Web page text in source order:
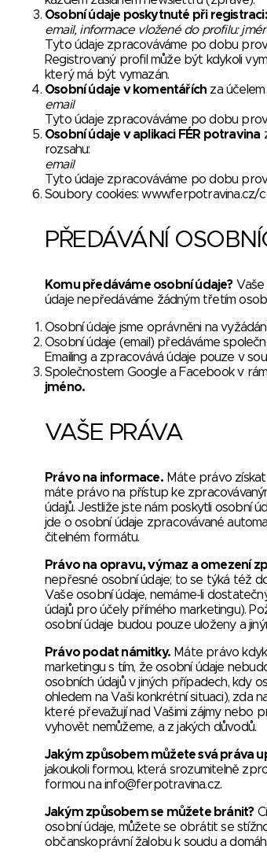
Osobní údaje poskytnuté při registraci:
email, informace vložené do profilu:
Tyto údaje zpracováváme po dobu
Registrovaný profil může být kdykoli
který má být vymazán.
Osobní údaje v komentářích za
email
Tyto údaje zpracováváme po dobu
Osobní údaje v aplikaci FÉR potravina
rozsahu:
email
Tyto údaje zpracováváme po dobu
Soubory cookies:www.ferpotravina.cz/
PŘEDÁVÁNÍ
Komu předáváme osobní údaje?Vaše
údaje nepředáváme žádným třetím
Osobní údaje jsme oprávněni na
Osobní údaje (email) předáváme
Emailing a zpracovává údaje pouze v
Společnostem Google a Facebook v
jméno.
VAŠE PRÁVA
Právo na informace.Máte právo získat
máte právo na přístup ke
údajů. Jestliže jste nám poskytli osobní
jde o osobní údaje zpracovávané
čitelném formátu.
Právo na opravu, výmaz a omezení
nepřesné osobní údaje; to se týká též
Vaše osobní údaje, nemáme-li
údajů pro účely přímého marketingu).
osobní údaje budou pouze uloženy a
Právo podat námitky. Máte právo
marketingu s tím, že osobní údaje
osobních údajů v jiných případech, kdy
ohledem na Vaši konkrétní situaci), zda
které převažují nad Vašimi zájmy nebo
vyhovět nemůžeme, a z jakých důvodů.
Jakým způsobem můžete svá práva
jakoukoli formou, která srozumitelně
formou na info@ferpotravina.cz.
Jakým způsobem se můžete bránit?
osobní údaje, můžete se obrátit se
občanskoprávní žalobu k soudu a